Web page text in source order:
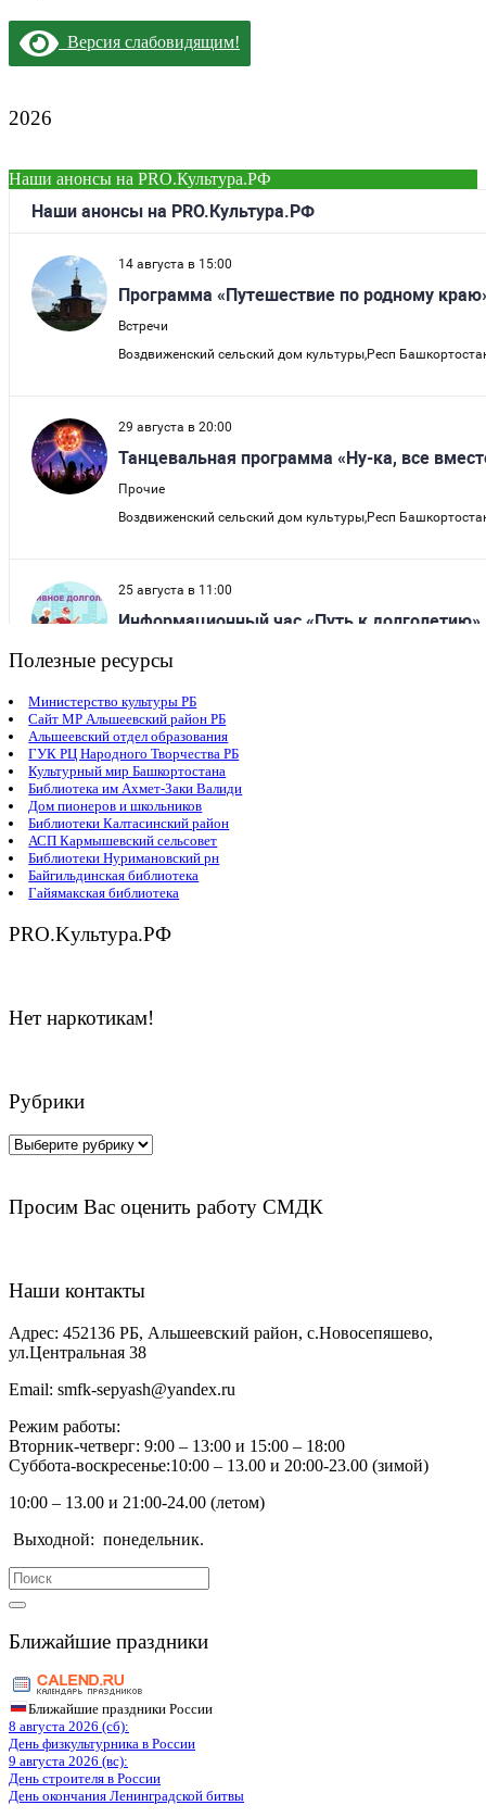
Версия слабовидящим!
2026
Наши анонсы на PRO.Культура.РФ
Полезные ресурсы
Министерство культуры РБ
Сайт МР Альшеевский район РБ
Альшеевский отдел образования
ГУК РЦ Народного Творчества РБ
Культурный мир Башкортостана
Библиотека им Ахмет-Заки Валиди
Дом пионеров и школьников
Библиотеки Калтасинский район
АСП Кармышевский сельсовет
Библиотеки Нуримановский рн
Байгильдинская библиотека
Гайямакская библиотека
PRO.Kультура.РФ
Нет наркотикам!
Рубрики
Рубрики
Просим Вас оценить работу СМДК
Наши контакты
Адрес: 452136 РБ, Альшеевский район, с.Новосепяшево,
ул.Центральная 38
Email: smfk-sepyash@yandex.ru
Режим работы:
Вторник-четверг: 9:00 – 13:00 и 15:00 – 18:00
Суббота-воскресенье:10:00 – 13.00 и 20:00-23.00 (зимой)
10:00 – 13.00 и 21:00-24.00 (летом)
Выходной: понедельник.
Search
for:
Ближайшие праздники
Ближайшие праздники России
8 августа 2026 (сб):
День физкультурника в России
9 августа 2026 (вс):
День строителя в России
День окончания Ленинградской битвы